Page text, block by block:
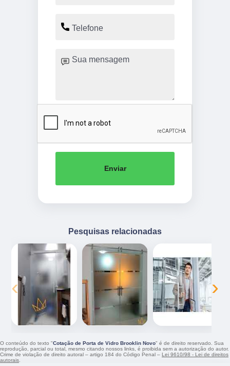
Enviar
Pesquisas relacionadas
‹ ›
O conteúdo do texto "Cotação de Porta de Vidro Brooklin Novo" é de direito reservado. Sua
reprodução, parcial ou total, mesmo citando nossos links, é proibida sem a autorização do autor.
Crime de violação de direito autoral – artigo 184 do Código Penal – Lei 9610/98 - Lei de direitos
autorais